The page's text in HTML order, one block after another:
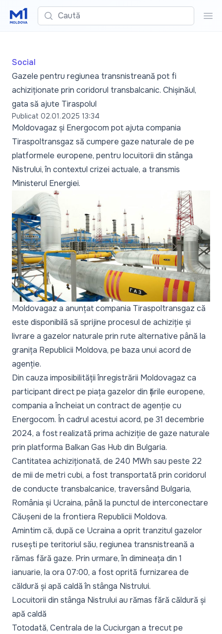
Caută
Social
Gazele pentru regiunea transnistreană pot fi
achiziționate prin coridorul transbalcanic. Chișinăul,
gata să ajute Tiraspolul
Publicat 02.01.2025 13:34
Moldovagaz și Energocom pot ajuta compania
Tiraspoltransgaz să cumpere gaze naturale de pe
platformele europene, pentru locuitorii din stânga
Nistrului, în contextul crizei actuale, a transmis
Ministerul Energiei.
Moldovagaz a anunțat compania Tiraspoltransgaz că
este disponibilă să sprijine procesul de achiziție și
livrare a gazelor naturale prin rute alternative până la
granița Republicii Moldova, pe baza unui acord de
agenție.
Din cauza imposibilității înregistrării Moldovagaz ca
participant direct pe piața gazelor din țările europene,
compania a încheiat un contract de agenție cu
Energocom. În cadrul acestui acord, pe 31 decembrie
2024, a fost realizată prima achiziție de gaze naturale
prin platforma Balkan Gas Hub din Bulgaria.
Cantitatea achiziționată, de 240 MWh sau peste 22
de mii de metri cubi, a fost transportată prin coridorul
de conducte transbalcanice, traversând Bulgaria,
România și Ucraina, până la punctul de interconectare
Căușeni de la frontiera Republicii Moldova.
Amintim că, după ce Ucraina a oprit tranzitul gazelor
rusești pe teritoriul său, regiunea transnistreană a
rămas fără gaze. Prin urmare, în dimineața din 1
ianuarie, la ora 07:00, a fost oprită furnizarea de
căldură și apă caldă în stânga Nistrului.
Locuitorii din stânga Nistrului au rămas fără căldură și
apă caldă
Totodată, Centrala de la Cuciurgan a trecut pe